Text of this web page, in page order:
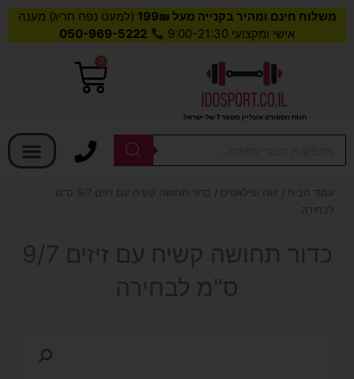
משלוח חינם ומהיר בקנייה מעל 199₪
(למעט נפח חריג) מענה
אישי ומקצועי 9:00-21:30
050-969-5222
חנות הספורט אונליין מספר 1 של ישראל
0
עגלת
Products
עמוד הבית / יוגה ופילאטיס
/ כדור תחושה קשיח עם זיזים 9/7 ס"מ
לבחירה
כדור תחושה קשיח עם זיזים 9/7
ס"מ לבחירה